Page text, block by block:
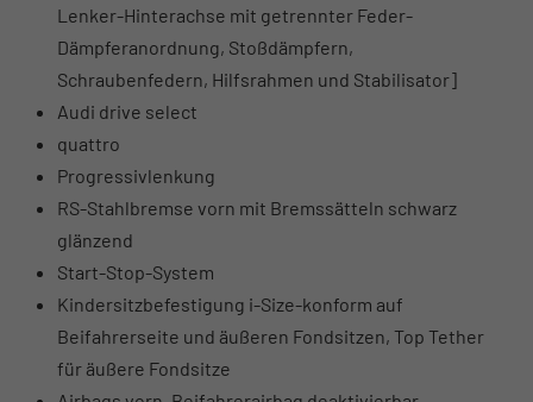
Lenker-Hinterachse mit getrennter Feder-
Dämpferanordnung, Stoßdämpfern,
Schraubenfedern, Hilfsrahmen und Stabilisator]
Audi drive select
quattro
Progressivlenkung
RS-Stahlbremse vorn mit Bremssätteln schwarz
glänzend
Start-Stop-System
Kindersitzbefestigung i-Size-konform auf
Beifahrerseite und äußeren Fondsitzen, Top Tether
für äußere Fondsitze